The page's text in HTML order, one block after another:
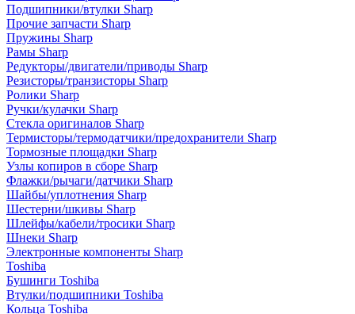
Подшипники/втулки Sharp
Прочие запчасти Sharp
Пружины Sharp
Рамы Sharp
Редукторы/двигатели/приводы Sharp
Резисторы/транзисторы Sharp
Ролики Sharp
Ручки/кулачки Sharp
Стекла оригиналов Sharp
Термисторы/термодатчики/предохранители Sharp
Тормозные площадки Sharp
Узлы копиров в сборе Sharp
Флажки/рычаги/датчики Sharp
Шайбы/уплотнения Sharp
Шестерни/шкивы Sharp
Шлейфы/кабели/тросики Sharp
Шнеки Sharp
Электронные компоненты Sharp
Toshiba
Бушинги Toshiba
Втулки/подшипники Toshiba
Кольца Toshiba